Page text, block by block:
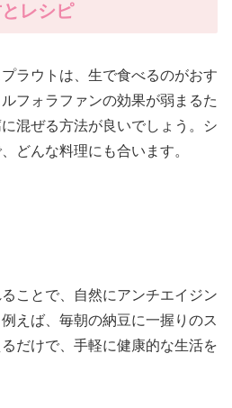
レシピ
ラウトは、生で食べるのがおす
フォラファンの効果が弱まるた
混ぜる方法が良いでしょう。シ
どんな料理にも合います。
ことで、自然にアンチエイジン
えば、毎朝の納豆に一握りのス
だけで、手軽に健康的な生活を